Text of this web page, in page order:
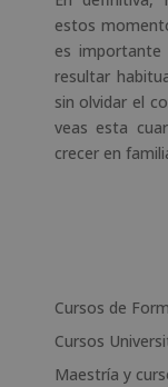
estos
es importante
resultar
sin olvidar el
veas esta
crecer en
Cursos de
Cursos
Maestría y